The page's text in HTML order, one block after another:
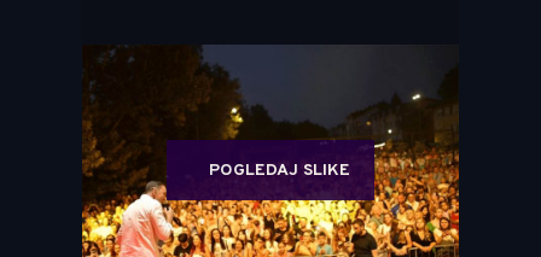
POGLEDAJ SLIKE